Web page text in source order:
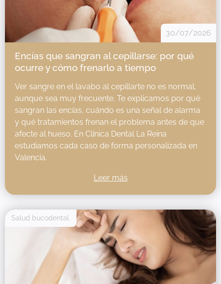
30/07/2026
Encías que sangran al cepillarse: por qué
ocurre y cómo frenarlo a tiempo
Ver sangre en el lavabo al cepillarte no es normal,
aunque sea muy frecuente. Te explicamos por qué
sangran las encías, cuándo es una señal de alarma
y qué tratamientos frenan el problema antes de que
afecte al hueso. En Clínica Dental La Reina
estudiamos cada caso de forma personalizada en
Valencia.
Leer más
Salud bucodental